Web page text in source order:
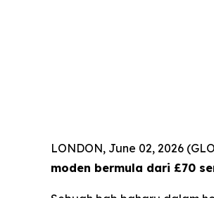
LONDON, June 02, 2026
moden bermula dari £70